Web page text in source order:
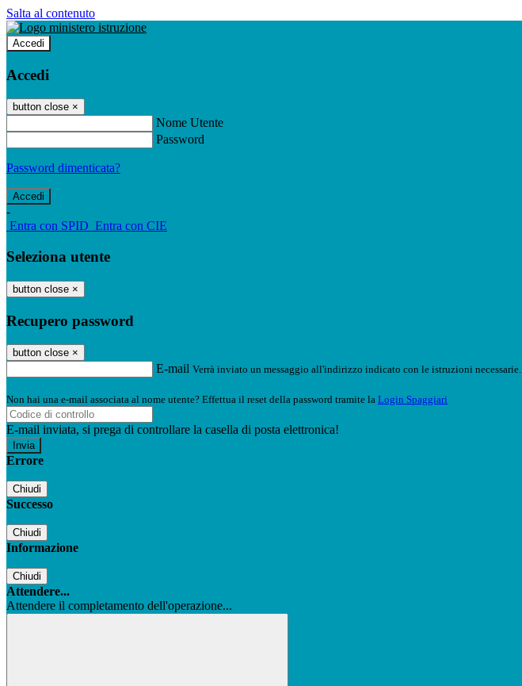
Salta al contenuto
Accedi
Accedi
button close ×
Nome Utente
Password
Password dimenticata?
-
Entra con SPID Entra con CIE
Seleziona utente
button close ×
Recupero password
button close ×
E-mail Verrà inviato un messaggio all'indirizzo indicato con le istruzioni necessarie.
Non hai una e-mail associata al nome utente? Effettua il reset della password tramite la Login Spaggiari
E-mail inviata, si prega di controllare la casella di posta elettronica!
Errore
Chiudi
Successo
Chiudi
Informazione
Chiudi
Attendere...
Attendere il completamento dell'operazione...